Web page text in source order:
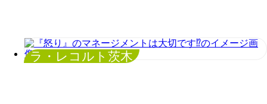
ラ・レコルト茨木